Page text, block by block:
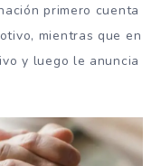
primero cuenta
mientras que en
y luego le anuncia